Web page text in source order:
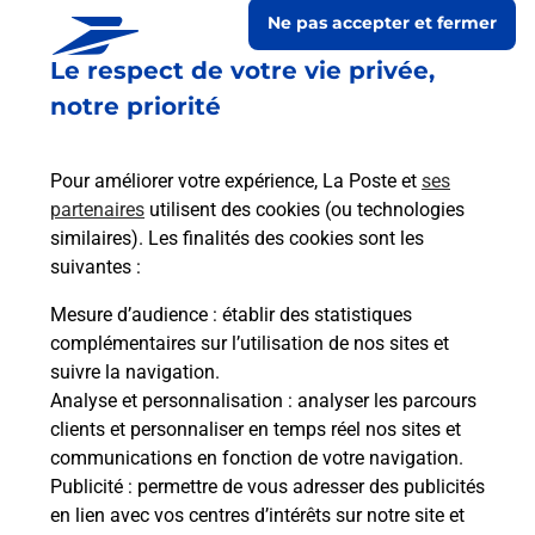
Le respect de votre vie privée,
notre priorité
Pour améliorer votre expérience, La Poste et ses
partenaires utilisent des cookies (ou technologies
similaires). Les finalités des cookies sont les
suivantes :
Mesure d’audience : établir des statistiques
complémentaires sur l’utilisation de nos sites et
suivre la navigation.
Analyse et personnalisation : analyser les parcours
clients et personnaliser en temps réel nos sites et
communications en fonction de votre navigation.
Publicité : permettre de vous adresser des publicités
en lien avec vos centres d’intérêts sur notre site et
Ne pas accepter et fermer
Prochaine collecte du courrierlundià 09h00
1 Place De La Mairie
21440 Lamargelle
Itinéraire
Le lien s'ouvre dans un nouvel onglet